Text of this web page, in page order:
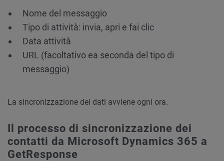
Nome del messaggio
Tipo di attività: invia, apri e fai clic
Data attività
URL (facoltativo ea seconda del tipo di
messaggio)
La sincronizzazione dei dati avviene ogni ora.
Il processo di sincronizzazione dei
contatti da Microsoft Dynamics 365 a
GetResponse